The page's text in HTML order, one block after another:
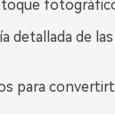
detallada de
para